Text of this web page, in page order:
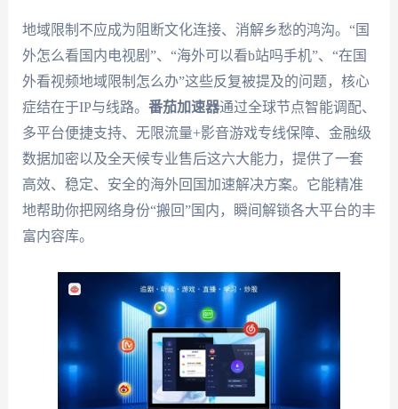
地域限制不应成为阻断文化连接、消解乡愁的鸿沟。“国
外怎么看国内电视剧”、“海外可以看b站吗手机”、“在国
外看视频地域限制怎么办”这些反复被提及的问题，核心
症结在于IP与线路。 番茄加速器通过全球节点智能调配、
多平台便捷支持、无限流量+影音游戏专线保障、金融级
数据加密以及全天候专业售后这六大能力，提供了一套
高效、稳定、安全的海外回国加速解决方案。它能精准
地帮助你把网络身份“搬回”国内，瞬间解锁各大平台的丰
富内容库。